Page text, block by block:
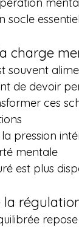
socle
charge
souvent
de devoir
ces
pression
mentale
est plus
la